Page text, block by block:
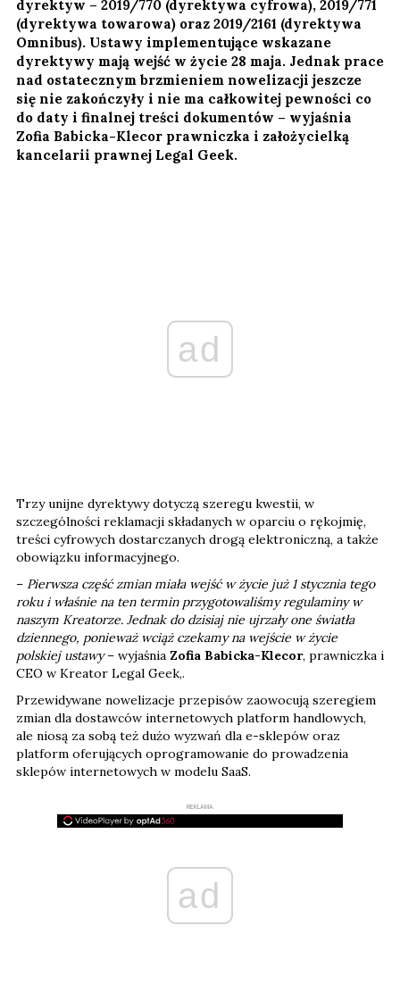
dyrektyw – 2019/770 (dyrektywa cyfrowa), 2019/771
(dyrektywa towarowa) oraz 2019/2161 (dyrektywa
Omnibus). Ustawy implementujące wskazane
dyrektywy mają wejść w życie 28 maja. Jednak prace
nad ostatecznym brzmieniem nowelizacji jeszcze
się nie zakończyły i nie ma całkowitej pewności co
do daty i finalnej treści dokumentów – wyjaśnia
Zofia Babicka-Klecor prawniczka i założycielką
kancelarii prawnej Legal Geek.
ad
Trzy unijne dyrektywy dotyczą szeregu kwestii, w
szczególności reklamacji składanych w oparciu o rękojmię,
treści cyfrowych dostarczanych drogą elektroniczną, a także
obowiązku informacyjnego.
– Pierwsza część zmian miała wejść w życie już 1 stycznia tego
roku i właśnie na ten termin przygotowaliśmy regulaminy w
naszym Kreatorze. Jednak do dzisiaj nie ujrzały one światła
dziennego, ponieważ wciąż czekamy na wejście w życie
polskiej ustawy– wyjaśnia Zofia Babicka-Klecor, prawniczka i
CEO w Kreator Legal Geek,.
Przewidywane nowelizacje przepisów zaowocują szeregiem
zmian dla dostawców internetowych platform handlowych,
ale niosą za sobą też dużo wyzwań dla e-sklepów oraz
platform oferujących oprogramowanie do prowadzenia
sklepów internetowych w modelu SaaS.
REKLAMA
ad